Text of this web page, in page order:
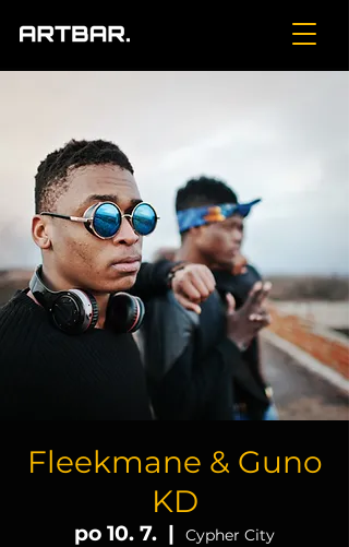
Fleekmane & Guno
KD
po 10. 7.
  |
Cypher City